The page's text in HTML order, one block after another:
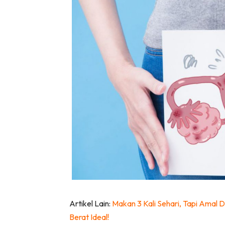
Artikel Lain: Makan 3 Kali Sehari, Tapi Amal
Berat Ideal!